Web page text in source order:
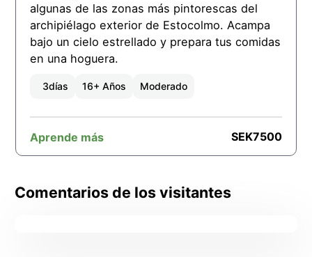
algunas de las zonas más pintorescas del
archipiélago exterior de Estocolmo. Acampa
bajo un cielo estrellado y prepara tus comidas
en una hoguera.
3días 16+ Años Moderado
Aprende más SEK7500
Comentarios de los visitantes